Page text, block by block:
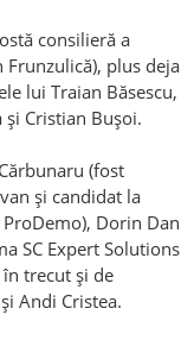
consilieră a
plus deja
lui Traian Băsescu,
și Cristian Bușoi.
(fost
și candidat la
Dorin Dan
SC Expert Solutions
în trecut și de
Andi Cristea.